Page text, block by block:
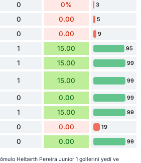
0 0% 3
0 0.00 5
0 0.00 9
1 15.00 95
1 15.00 99
1 15.00 99
0 0.00 99
1 15.00 99
0 0.00 19
0 0.00 99
Helberth Pereira Junior 1 gollerini yedi ve